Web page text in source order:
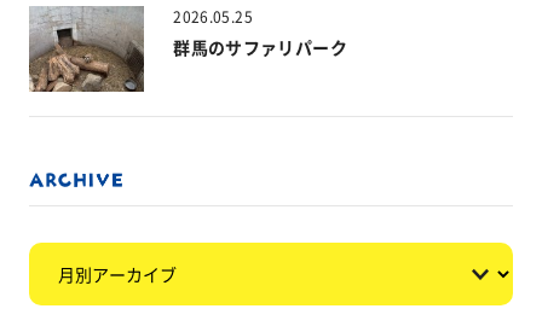
2026.05.25
群馬のサファリパーク